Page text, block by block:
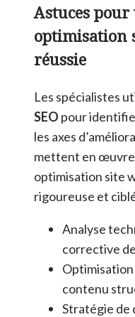
Astuces pour
optimisation
réussie
Les spécialistes
SEO pour
les axes
mettent en
optimisation site
rigoureuse et
Analyse
corrective
Optimisation
contenu
Stratégie de